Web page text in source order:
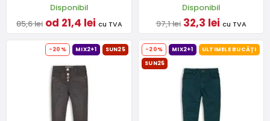
Disponibil
85,6 lei od 21,4 lei cu TVA
Disponibil
97,1 lei 32,3 lei cu TVA
-20% MIX2+1 SUN25 -20% MIX2+1
ULTIMELE BUCĂȚI
SUN25